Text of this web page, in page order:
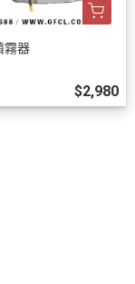
霧器
$2,980